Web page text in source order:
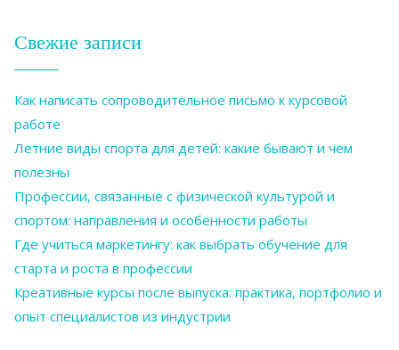
Свежие записи
Как написать сопроводительное письмо к курсовой
работе
Летние виды спорта для детей: какие бывают и чем
полезны
Профессии, связанные с физической культурой и
спортом: направления и особенности работы
Где учиться маркетингу: как выбрать обучение для
старта и роста в профессии
Креативные курсы после выпуска: практика, портфолио и
опыт специалистов из индустрии